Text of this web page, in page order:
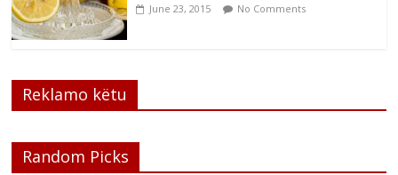
June 23, 2015 No Comments
Reklamo këtu
Random Picks